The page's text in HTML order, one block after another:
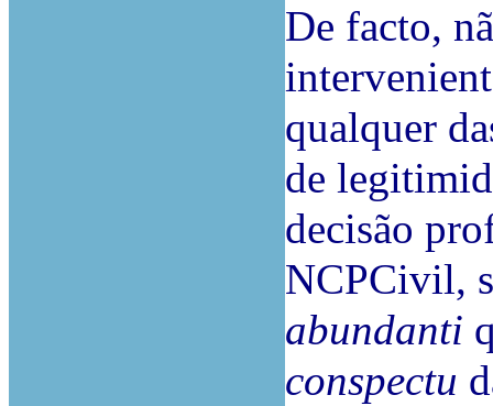
De facto,
qualquer
de
decisão
NCPCivil,
abundanti
conspectu